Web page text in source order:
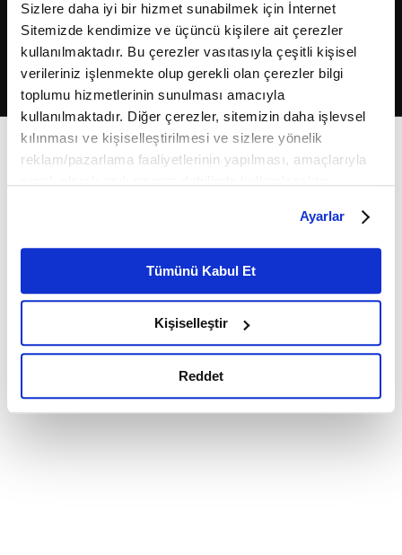
Sizlere daha iyi bir hizmet sunabilmek için İnternet
Sitemizde kendimize ve üçüncü kişilere ait çerezler
kullanılmaktadır. Bu çerezler vasıtasıyla çeşitli kişisel
verileriniz işlenmekte olup gerekli olan çerezler bilgi
toplumu hizmetlerinin sunulması amacıyla
kullanılmaktadır. Diğer çerezler, sitemizin daha işlevsel
kılınması ve kişiselleştirilmesi ve sizlere yönelik
reklam/pazarlama faaliyetlerinin yapılması, amaçlarıyla
belirleyebilirsiniz. Çerezlere ilişkin detaylı bilgi için
Ayarlar butonuna tıklayabilir,Çerez Bilgilendirme
Metnimizi ziyaret edebilirsiniz.
6698 sayılı Kişisel Verilerin Korunması Kanunu uyarınca
okumak ve sitemizi ziyaretiniz kapsamında
gerçekleştirilen veri işleme faaliyetleri ile ilgili daha
detaylı bilgi almak için lütfentıklayınız.
Ayarlar
Tümünü Kabul Et
Kişiselleştir
Reddet
2026Fikriyat. Tüm hakları saklıdır.